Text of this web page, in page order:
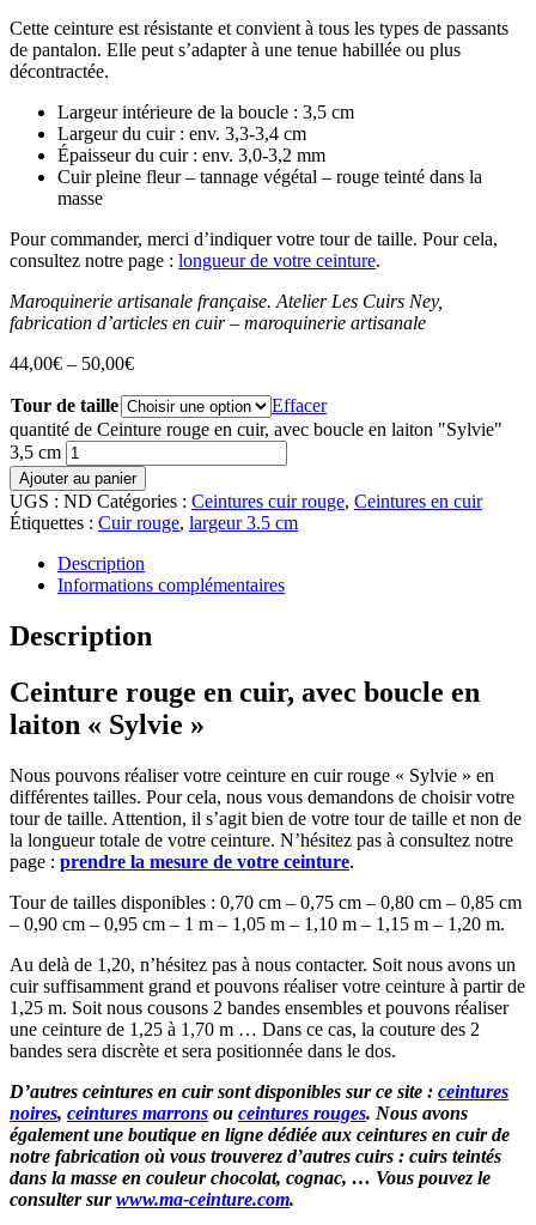
Cette ceinture est résistante et convient à tous les types de passants
de pantalon. Elle peut s’adapter à une tenue habillée ou plus
décontractée.
Largeur intérieure de la boucle : 3,5 cm
Largeur du cuir : env. 3,3-3,4 cm
Épaisseur du cuir : env. 3,0-3,2 mm
Cuir pleine fleur – tannage végétal – rouge teinté dans la
masse
Pour commander, merci d’indiquer votre tour de taille. Pour cela,
consultez notre page : longueur de votre ceinture.
Maroquinerie artisanale française. Atelier Les Cuirs Ney,
fabrication d’articles en cuir – maroquinerie artisanale
44,00€ – 50,00€
Tour de taille
Effacer
quantité de Ceinture rouge en cuir, avec boucle en laiton "Sylvie"
3,5 cm
Ajouter au panier
UGS : ND Catégories : Ceintures cuir rouge, Ceintures en cuir
Étiquettes : Cuir rouge, largeur 3.5 cm
Description
Informations complémentaires
Description
Ceinture rouge en cuir, avec boucle en
laiton « Sylvie »
Nous pouvons réaliser votre ceinture en cuir rouge « Sylvie » en
différentes tailles. Pour cela, nous vous demandons de choisir votre
tour de taille. Attention, il s’agit bien de votre tour de taille et non de
la longueur totale de votre ceinture. N’hésitez pas à consultez notre
page : prendre la mesure de votre ceinture.
Tour de tailles disponibles : 0,70 cm – 0,75 cm – 0,80 cm – 0,85 cm
– 0,90 cm – 0,95 cm – 1 m – 1,05 m – 1,10 m – 1,15 m – 1,20 m.
Au delà de 1,20, n’hésitez pas à nous contacter. Soit nous avons un
cuir suffisamment grand et pouvons réaliser votre ceinture à partir de
1,25 m. Soit nous cousons 2 bandes ensembles et pouvons réaliser
une ceinture de 1,25 à 1,70 m … Dans ce cas, la couture des 2
bandes sera discrète et sera positionnée dans le dos.
D’autres ceintures en cuir sont disponibles sur ce site : ceintures
noires, ceintures marrons ou ceintures rouges. Nous avons
également une boutique en ligne dédiée aux ceintures en cuir de
notre fabrication où vous trouverez d’autres cuirs : cuirs teintés
dans la masse en couleur chocolat, cognac, … Vous pouvez le
consulter surwww.ma-ceinture.com.